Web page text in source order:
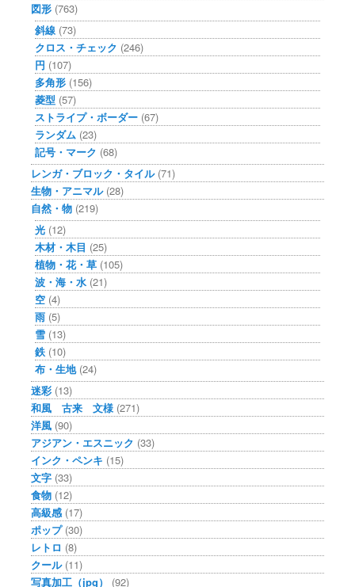
図形 (763)
斜線 (73)
クロス・チェック (246)
円 (107)
多角形 (156)
菱型 (57)
ストライプ・ボーダー (67)
ランダム (23)
記号・マーク (68)
レンガ・ブロック・タイル(71)
生物・アニマル(28)
自然・物 (219)
光 (12)
木材・木目 (25)
植物・花・草 (105)
波・海・水 (21)
空 (4)
雨 (5)
雪 (13)
鉄 (10)
布・生地(24)
迷彩 (13)
和風 古来 文様 (271)
洋風 (90)
アジアン・エスニック (33)
インク・ペンキ (15)
文字 (33)
食物 (12)
高級感 (17)
ポップ(30)
レトロ (8)
クール(11)
写真加工（jpg）
(92)